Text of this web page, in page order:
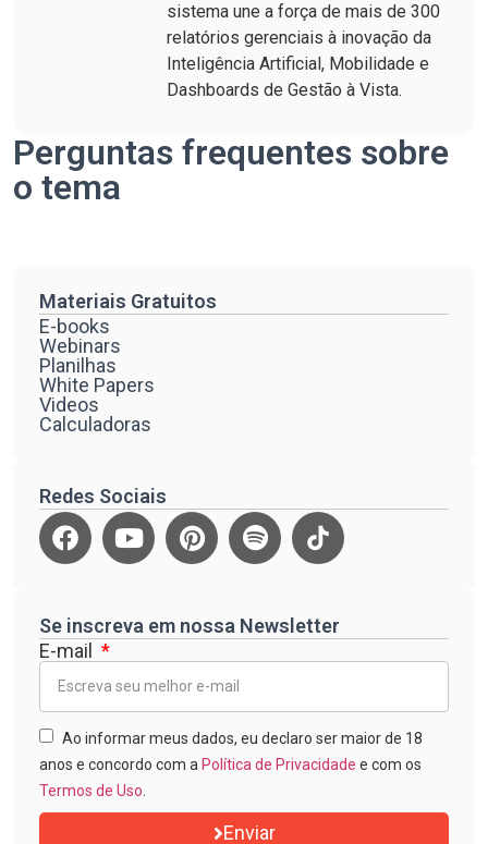
sistema une a força de mais de 300
relatórios gerenciais à inovação da
Inteligência Artificial, Mobilidade e
Dashboards de Gestão à Vista.
Perguntas frequentes sobre
o tema
Materiais Gratuitos
E-books
Webinars
Planilhas
White Papers
Videos
Calculadoras
Redes Sociais
Se inscreva em nossa Newsletter
E-mail
Ao informar meus dados, eu declaro ser maior de 18
anos e concordo com a Política de Privacidade e com os
Termos de Uso
Enviar